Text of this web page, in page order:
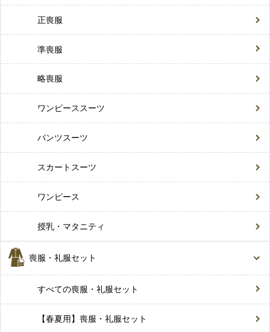
正喪服
準喪服
略喪服
ワンピーススーツ
パンツスーツ
スカートスーツ
ワンピース
授乳・マタニティ
喪服・礼服セット
すべての喪服・礼服セット
【春夏用】喪服・礼服セット